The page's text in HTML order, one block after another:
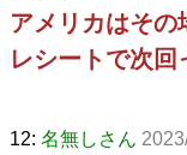
アメリカはその
レシートで次
12: 名無しさん